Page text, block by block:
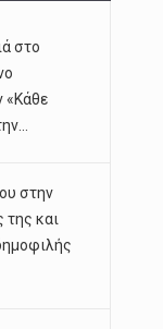
στο
«Κάθε
στην
της και